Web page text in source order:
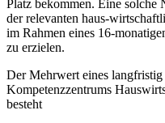
Platz bekommen. Eine
der relevanten haus-
im Rahmen eines 16-
zu erzielen.
Der Mehrwert eines
Kompetenzzentrums
besteht